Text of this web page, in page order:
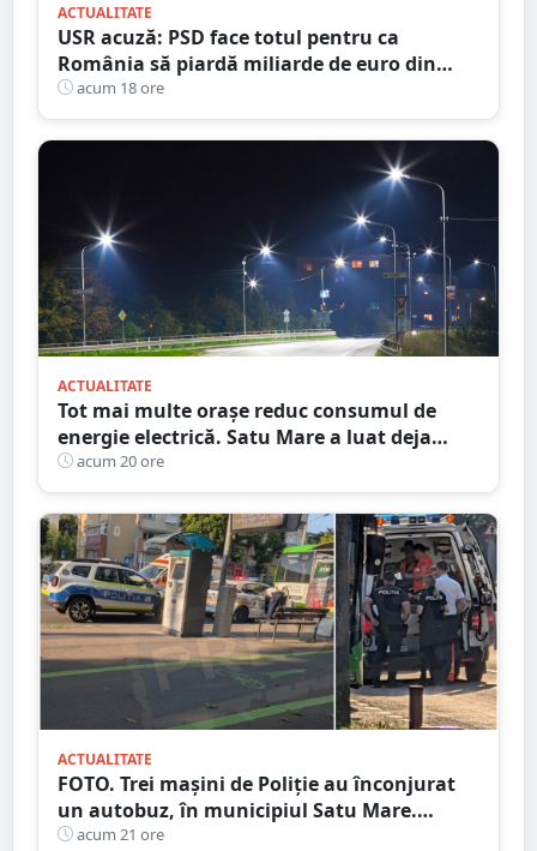
ACTUALITATE
USR acuză: PSD face totul pentru ca
România să piardă miliarde de euro din
PNRR
acum 18 ore
ACTUALITATE
Tot mai multe orașe reduc consumul de
energie electrică. Satu Mare a luat deja
măsuri. Cu ce soluții au venit ceilalți
primari
acum 20 ore
ACTUALITATE
FOTO. Trei mașini de Poliție au înconjurat
un autobuz, în municipiul Satu Mare.
Ambulanța, la fața locului
acum 21 ore